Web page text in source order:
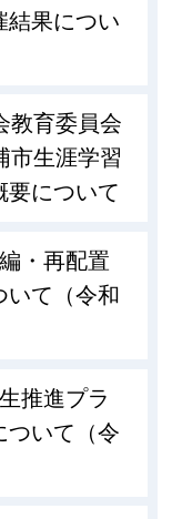
結果につい
教育委員会
市生涯学習
要について
・再配置
いて（令和
推進プラ
ついて（令